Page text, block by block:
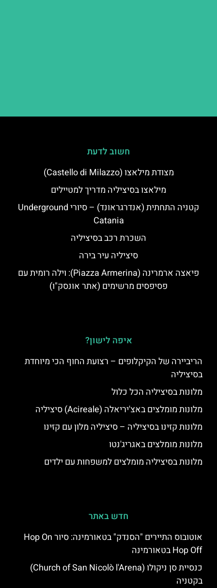
חשוב לדעת
מצודת מילאצו (Castello di Milazzo)
מילאצו בסיציליה מדריך למטיילים
קטניה התחתית (אנדרגראונד) – סיורי Underground
Catania
השכרת רכב בסיציליה
סיציליה עיר בירה
פיאצה ארמרינה (Piazza Armerina): וילה רומית עם
פסיפסים מרשימים (אתר אונסק"ו)
איפה לישון?
הריביירה של הקיקלופים – רצועת החוף הכי מיוחדת
בסיציליה
מלונות בסיציליה הכל כלול
מלונות מומלצים באצ'יריאלה (Acireale) סיציליה
מלונות קזינו בסיציליה – סיציליה מלון עם קזינו
מלונות מומלצים באגריג'נטו
מלונות בסיציליה מומלצים למשפחות עם ילדים
חדש באתר
אוטובוס התיירים "הסנדק" בטאורמינה: סיור Hop On
Hop Off בטאורמינה
כנסיית סן ניקולו (Church of San Nicolò l'Arena)
בקטניה